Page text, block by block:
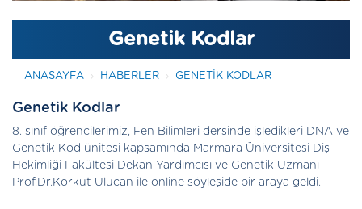
Genetik Kodlar
ANASAYFA HABERLER GENETIK KODLAR
Genetik Kodlar
8. sınıf öğrencilerimiz, Fen Bilimleri dersinde işledikleri DNA ve
Genetik Kod ünitesi kapsamında Marmara Üniversitesi Diş
Hekimliği Fakültesi Dekan Yardımcısı ve Genetik Uzmanı
Prof.Dr.Korkut Ulucan ile online söyleşide bir araya geldi.